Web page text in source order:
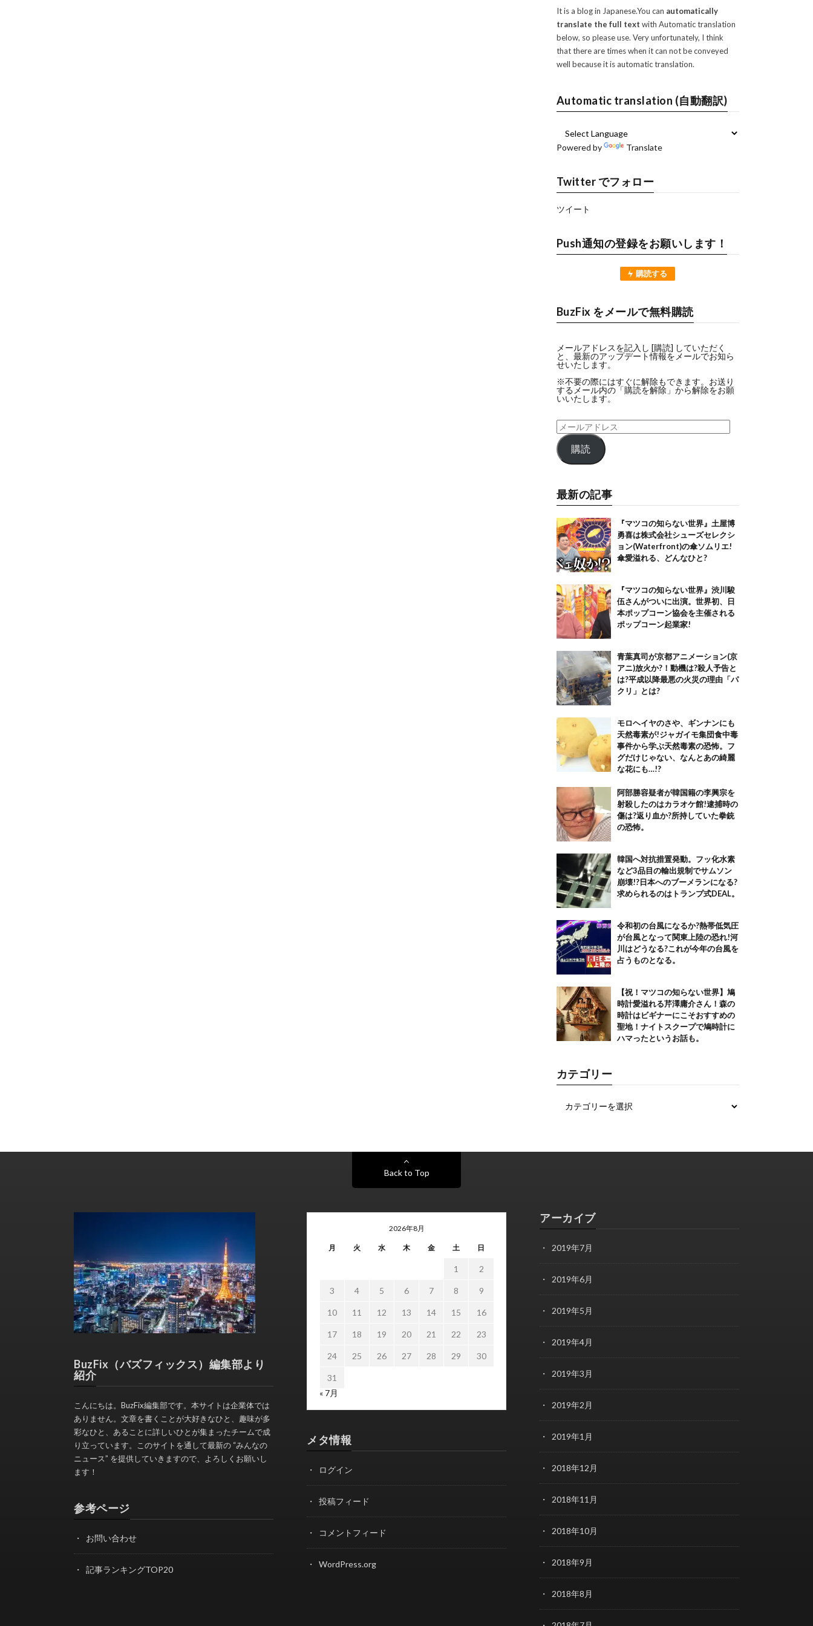
It is a blog in Japanese.You can automatically
translate the full text with Automatic translation
below, so please use. Very unfortunately, I think
that there are times when it can not be conveyed
well because it is automatic translation.
Automatic translation (自動翻訳)
Powered by Translate
Twitter でフォロー
ツイート
Push通知の登録をお願いします！
購読する
BuzFix をメールで無料購読
メールアドレスを記入し [購読] していただく
と、最新のアップデート情報をメールでお知ら
せいたします。
※不要の際にはすぐに解除もできます。お送り
するメール内の「購読を解除」から解除をお願
いいたします。
購読
最新の記事
『マツコの知らない世界』土屋博
勇喜は株式会社シューズセレクシ
ョン(Waterfront)の傘ソムリエ!
傘愛溢れる、どんなひと?
『マツコの知らない世界』渋川駿
伍さんがついに出演。世界初、日
本ポップコーン協会を主催される
ポップコーン起業家!
青葉真司が京都アニメーション(京
アニ)放火か?！動機は?殺人予告と
は?平成以降最悪の火災の理由「パ
クリ」とは?
モロヘイヤのさや、ギンナンにも
天然毒素が!ジャガイモ集団食中毒
事件から学ぶ天然毒素の恐怖。フ
グだけじゃない、なんとあの綺麗
な花にも…!?
阿部勝容疑者が韓国籍の李興宗を
射殺したのはカラオケ館!逮捕時の
傷は?返り血か?所持していた拳銃
の恐怖。
韓国へ対抗措置発動。フッ化水素
など3品目の輸出規制でサムソン
崩壊!?日本へのブーメランになる?
求められるのはトランプ式DEAL。
令和初の台風になるか?熱帯低気圧
が台風となって関東上陸の恐れ!河
川はどうなる?これが今年の台風を
占うものとなる。
【祝！マツコの知らない世界】鳩
時計愛溢れる芹澤庸介さん！森の
時計はビギナーにこそおすすめの
聖地！ナイトスクープで鳩時計に
ハマったというお話も。
カテゴリー
Back to Top
BuzFix（バズフィックス）編集部より
紹介
こんにちは。BuzFix編集部です。本サイトは企業体では
ありません。文章を書くことが大好きなひと、趣味が多
彩なひと、あることに詳しいひとが集まったチームで成
り立っています。このサイトを通して最新の “みんなの
ニュース” を提供していきますので、よろしくお願いし
ます！
参考ページ
お問い合わせ
記事ランキングTOP20
2026年8月
月 火 水 木 金 土 日
1 2
3 4 5 6 7 8 9
10 11 12 13 14 15 16
17 18 19 20 21 22 23
24 25 26 27 28 29 30
31
« 7月
メタ情報
ログイン
投稿フィード
コメントフィード
WordPress.org
アーカイブ
2019年7月
2019年6月
2019年5月
2019年4月
2019年3月
2019年2月
2019年1月
2018年12月
2018年11月
2018年10月
2018年9月
2018年8月